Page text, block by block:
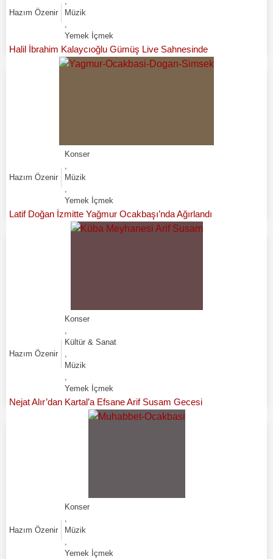
Hazım Özenir
Müzik
,
Yemek İçmek
Halil İbrahim Kalaycıoğlu Gümüş Live Sahnesinde
Hazım Özenir
Konser
,
Müzik
,
Yemek İçmek
Latif Doğan İzmitte Yağmur Ocakbaşı’nda Ağırlandı
Hazım Özenir
Konser
,
Kültür & Sanat
,
Müzik
,
Yemek İçmek
Nejat Alır’dan Kartal’a Efsane Arif Susam Gecesi
Hazım Özenir
Konser
,
Müzik
,
Yemek İçmek